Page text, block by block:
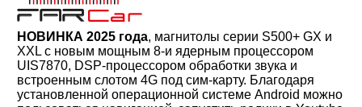
НОВИНКА 2025 года, магнитолы серии S500+ GX и
XXL с новым мощным 8-и ядерным процессором
UIS7870, DSP-процессором обработки звука и
встроенным слотом 4G под сим-карту. Благодаря
установленной операционной системе Android можно